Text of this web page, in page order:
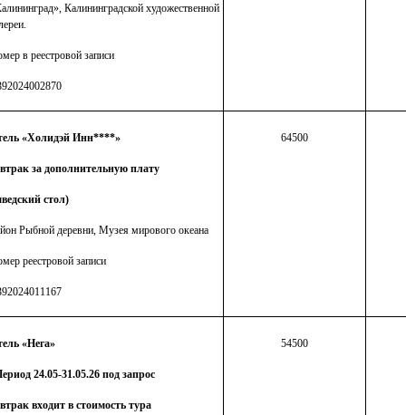
Калининградской художественной
в реестровой записи
«Холидэй Инн****»
за дополнительную плату
стол)
Рыбной деревни, Музея мирового океана
реестровой записи
64500
«Нега»
24.05-31.05.26 под запрос
входит в стоимость тура
54500